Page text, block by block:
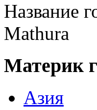
Название
Mathura
Материк
Азия